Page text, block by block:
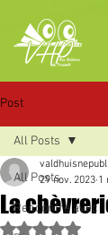
Post
All Posts
Rencontre avec
All Posts
La
valdhuisnepubli
29 nov. 2023 1
Noté NaN